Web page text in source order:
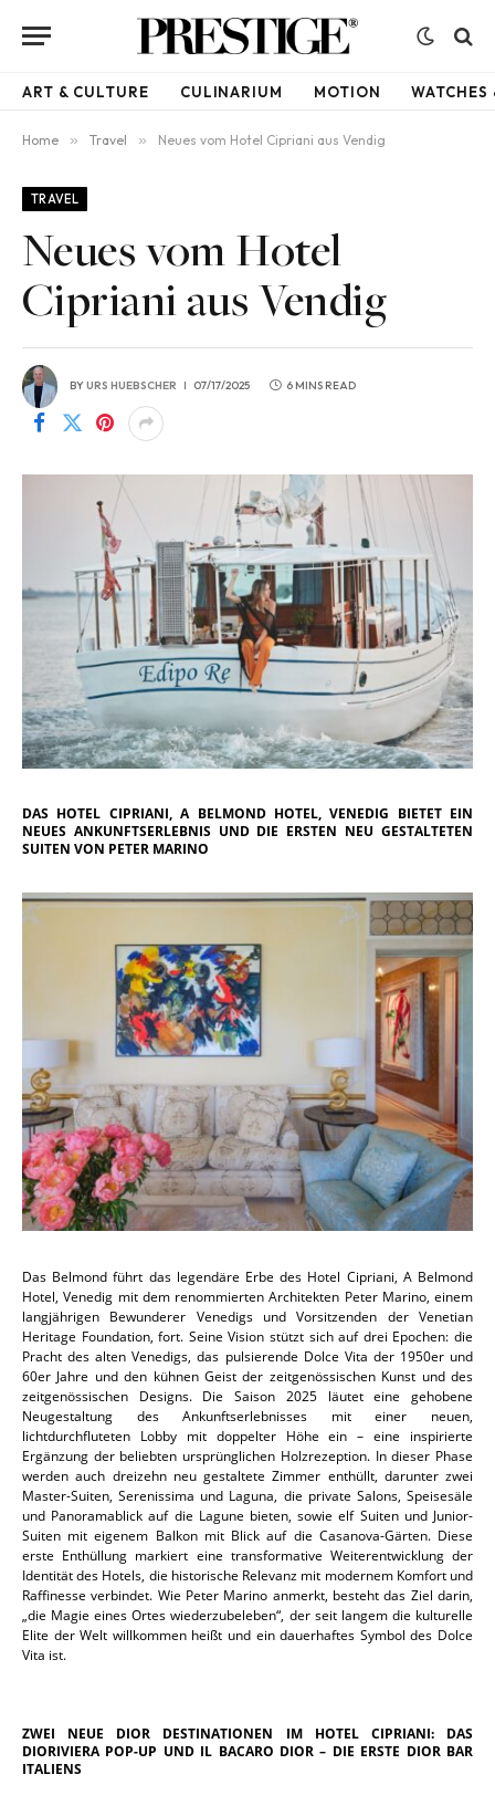
ART & CULTURE CULINARIUM MOTION WATCHES
Home » Travel » Neues vom Hotel Cipriani aus Vendig
TRAVEL
Neues vom Hotel
Cipriani aus Vendig
BYURS HUEBSCHER 07/17/2025 6 MINS READ
DAS HOTEL CIPRIANI, A BELMOND HOTEL, VENEDIG BIETET EIN
NEUES ANKUNFTSERLEBNIS UND DIE ERSTEN NEU GESTALTETEN
SUITEN VON PETER MARINO
Das Belmond führt das legendäre Erbe des Hotel Cipriani, A Belmond
Hotel, Venedig mit dem renommierten Architekten Peter Marino, einem
langjährigen Bewunderer Venedigs und Vorsitzenden der Venetian
Heritage Foundation, fort. Seine Vision stützt sich auf drei Epochen: die
Pracht des alten Venedigs, das pulsierende Dolce Vita der 1950er und
60er Jahre und den kühnen Geist der zeitgenössischen Kunst und des
zeitgenössischen Designs. Die Saison 2025 läutet eine gehobene
Neugestaltung des Ankunftserlebnisses mit einer neuen,
lichtdurchfluteten Lobby mit doppelter Höhe ein – eine inspirierte
Ergänzung der beliebten ursprünglichen Holzrezeption. In dieser Phase
werden auch dreizehn neu gestaltete Zimmer enthüllt, darunter zwei
Master-Suiten, Serenissima und Laguna, die private Salons, Speisesäle
und Panoramablick auf die Lagune bieten, sowie elf Suiten und Junior-
Suiten mit eigenem Balkon mit Blick auf die Casanova-Gärten. Diese
erste Enthüllung markiert eine transformative Weiterentwicklung der
Identität des Hotels, die historische Relevanz mit modernem Komfort und
Raffinesse verbindet. Wie Peter Marino anmerkt, besteht das Ziel darin,
„die Magie eines Ortes wiederzubeleben“, der seit langem die kulturelle
Elite der Welt willkommen heißt und ein dauerhaftes Symbol des Dolce
Vita ist.
ZWEI NEUE DIOR DESTINATIONEN IM HOTEL CIPRIANI: DAS
DIORIVIERA POP-UP UND IL BACARO DIOR – DIE ERSTE DIOR BAR
ITALIENS